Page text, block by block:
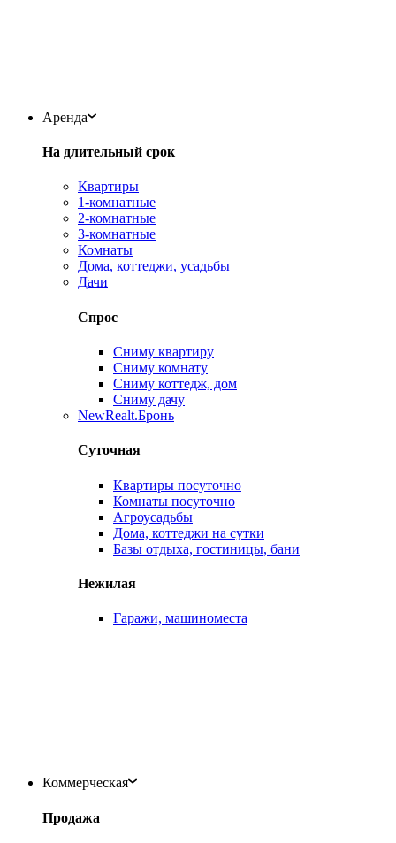
Аренда
На длительный срок
Квартиры
1-комнатные
2-комнатные
3-комнатные
Комнаты
Дома, коттеджи, усадьбы
Дачи
Спрос
Сниму квартиру
Сниму комнату
Сниму коттедж, дом
Сниму дачу
NewRealt.Бронь
Суточная
Квартиры посуточно
Комнаты посуточно
Агроусадьбы
Дома, коттеджи на сутки
Базы отдыха, гостиницы, бани
Нежилая
Гаражи, машиноместа
Коммерческая
Продажа